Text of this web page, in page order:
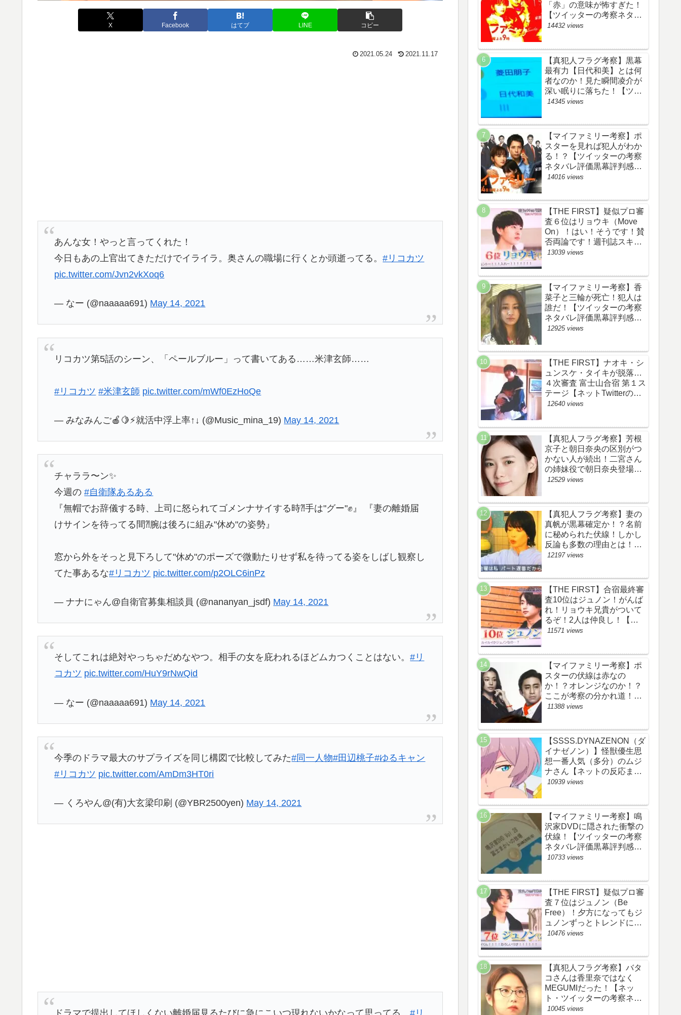
X Facebook はてブ LINE コピー
2021.05.24 2021.11.17
あんな女！やっと言ってくれた！
今日もあの上官出てきただけでイライラ。奥さんの職場に行くとか頭逝ってる。#リコカツ
pic.twitter.com/Jvn2vkXoq6
— なー (@naaaaa691) May 14, 2021
リコカツ第5話のシーン、「ペールブルー」って書いてある……米津玄師……
#リコカツ #米津玄師 pic.twitter.com/mWf0EzHoQe
— みなみんご🍎🍋⚡️就活中浮上率↑↓ (@Music_mina_19) May 14, 2021
チャララ〜ン✨
今週の#自衛隊あるある
『無帽でお辞儀する時、上司に怒られてゴメンナサイする時⁈手は"グー"✊』 『妻の離婚届
けサインを待ってる間⁈腕は後ろに組み"休め"の姿勢』
窓から外をそっと見下ろして"休め"のポーズで微動たりせず私を待ってる姿をしばし観察し
てた事あるな#リコカツ pic.twitter.com/p2OLC6inPz
— ナナにゃん@自衛官募集相談員 (@nananyan_jsdf) May 14, 2021
そしてこれは絶対やっちゃだめなやつ。相手の女を庇われるほどムカつくことはない。#リ
コカツ pic.twitter.com/HuY9rNwQid
— なー (@naaaaa691) May 14, 2021
今季のドラマ最大のサプライズを同じ構図で比較してみた#同一人物#田辺桃子#ゆるキャン
#リコカツ pic.twitter.com/AmDm3HT0ri
— くろやん@(有)大玄梁印刷 (@YBR2500yen) May 14, 2021
「赤」の意味が怖すぎた！
【ツイッターの考察ネタバ
レ評価黒幕評判感想批判原
14432 views
【真犯人フラグ考察】黒幕
最有力【日代和美】とは何
者なのか！見た瞬間凌介が
深い眠りに落ちた！【ツイ
ッターの考察ネタバレ感想
14345 views
【マイファミリー考察】ポ
スターを見れば犯人がわか
る！？【ツイッターの考察
ネタバレ評価黒幕評判感想
批判原作犯人キャスト脚本
14016 views
【THE FIRST】疑似プロ審
査６位はリョウキ（Move
On）！はい！そうです！賛
否両論です！週刊誌スキャ
ンダルの件も尾を引いてま
め・スッキリ・
BE:FIRST・ビーファース
ト】
13039 views
【マイファミリー考察】香
菜子と三輪が死亡！犯人は
誰だ！【ツイッターの考察
ネタバレ評価黒幕評判感想
批判原作犯人キャスト脚本
12925 views
【THE FIRST】ナオキ・シ
ュンスケ・タイキが脱落…
４次審査 富士山合宿 第１ス
テージ【ネットTwitterのネ
タバレ感想考察評価評判ま
ァースト】
12640 views
【真犯人フラグ考察】芳根
京子と朝日奈央の区別がつ
かない人が続出！二宮さん
の姉妹役で朝日奈央登場
か！【ネット・ツイッター
ト黒幕伏線まとめ】
12529 views
【真犯人フラグ考察】妻の
真帆が黒幕確定か！？名前
に秘められた伏線！しかし
反論も多数の理由とは！
【ネット・ツイッターの考
幕伏線まとめ】
12197 views
【THE FIRST】合宿最終審
査10位はジュノン！がんば
れ！リョウキ兄貴がついて
るぞ！2人は仲良し！【ザ
ファースト・ネット・ツイ
リ・BE:FIRST・ビーファ
ースト・JUNON・
RYOKI】
11571 views
【マイファミリー考察】ポ
スターの伏線は赤なの
か！？オレンジなのか！？
ここが考察の分かれ道！
【ツイッターの考察ネタバ
じ伏線まとめ】
11388 views
【SSSS.DYNAZENON（ダ
イナゼノン）】怪獣優生思
想一番人気（多分）のムジ
ナさん【ネットの反応まと
め】
10939 views
【マイファミリー考察】鳴
沢家DVDに隠された衝撃の
伏線！【ツイッターの考察
ネタバレ評価黒幕評判感想
批判原作犯人キャスト脚本
10733 views
【THE FIRST】疑似プロ審
査７位はジュノン（Be
Free）！夕方になってもジ
ュノンずっとトレンドにい
るww【ザファースト・ネッ
BE:FIRST・ビーファース
ト】
10476 views
【真犯人フラグ考察】バタ
コさんは香里奈ではなく
MEGUMIだった！【ネッ
ト・ツイッターの考察ネタ
バレ感想評価評判あらすじ
10045 views